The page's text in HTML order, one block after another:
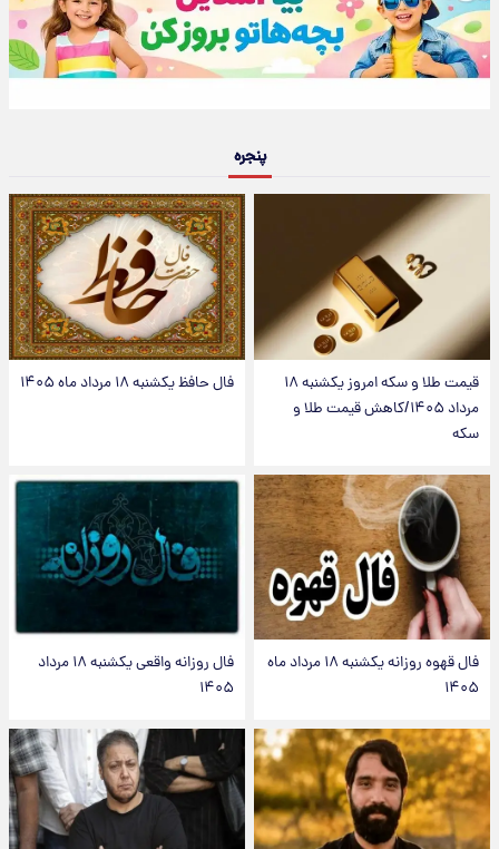
پنجره
قیمت طلا و سکه امروز یکشنبه ۱۸
مرداد ۱۴۰۵/کاهش قیمت طلا و
سکه
فال حافظ یکشنبه ۱۸ مرداد ماه ۱۴۰۵
فال قهوه روزانه یکشنبه ۱۸ مرداد ماه
۱۴۰۵
فال روزانه واقعی یکشنبه ۱۸ مرداد
۱۴۰۵